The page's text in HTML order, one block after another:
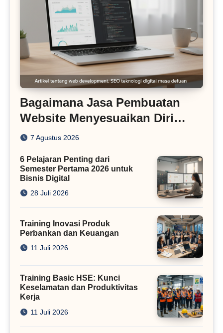
Bagaimana Jasa Pembuatan
Website Menyesuaikan Diri
dengan Algoritma SEO Masa
7 Agustus 2026
6 Pelajaran Penting dari
Semester Pertama 2026 untuk
Bisnis Digital
28 Juli 2026
Training Inovasi Produk
Perbankan dan Keuangan
11 Juli 2026
Training Basic HSE: Kunci
Keselamatan dan Produktivitas
Kerja
11 Juli 2026